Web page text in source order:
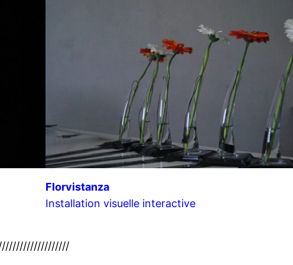
Florvistanza
Installation visuelle interactive